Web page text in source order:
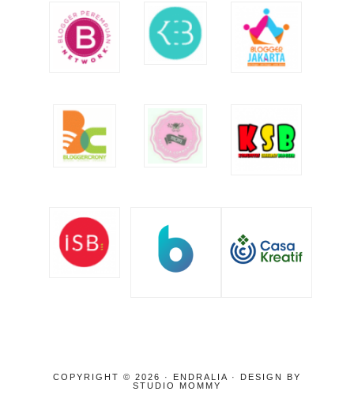
COPYRIGHT © 2026 · ENDRALIA · DESIGN BY
STUDIO MOMMY